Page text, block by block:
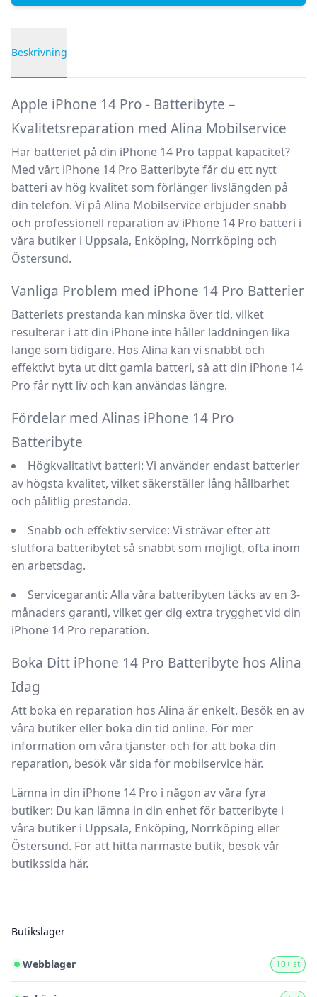
Beskrivning
Apple iPhone 14 Pro - Batteribyte –
Kvalitetsreparation med Alina Mobilservice
Har batteriet på din iPhone 14 Pro tappat kapacitet?
Med vårt iPhone 14 Pro Batteribytefår du ett nytt
batteri av hög kvalitet som förlänger livslängden på
din telefon. Vi på Alina Mobilservice erbjuder snabb
och professionell reparation av iPhone 14 Pro batteri i
våra butiker i Uppsala, Enköping, Norrköping och
Östersund.
Vanliga Problem med iPhone 14 Pro Batterier
Batteriets prestanda kan minska över tid, vilket
resulterar i att din iPhone inte håller laddningen lika
länge som tidigare. Hos Alina kan vi snabbt och
effektivt byta ut ditt gamla batteri, så att din iPhone 14
Pro får nytt liv och kan användas längre.
Fördelar med Alinas iPhone 14 Pro
Batteribyte
Högkvalitativt batteri: Vi använder endast batterier
av högsta kvalitet, vilket säkerställer lång hållbarhet
och pålitlig prestanda.
Snabb och effektiv service: Vi strävar efter att
slutföra batteribytet så snabbt som möjligt, ofta inom
en arbetsdag.
Servicegaranti: Alla våra batteribyten täcks av en 3-
månaders garanti, vilket ger dig extra trygghet vid din
iPhone 14 Pro reparation.
Boka Ditt iPhone 14 Pro Batteribyte hos Alina
Idag
Att boka en reparation hos Alina är enkelt. Besök en av
våra butiker eller boka din tid online. För mer
information om våra tjänster och för att boka din
reparation, besök vår sida för mobilservice här.
Lämna in din iPhone 14 Pro i någon av våra fyra
butiker: Du kan lämna in din enhet för batteribyte i
våra butiker i Uppsala, Enköping, Norrköping eller
Östersund. För att hitta närmaste butik, besök vår
butikssida här.
Butikslager
Webblager 10+ st